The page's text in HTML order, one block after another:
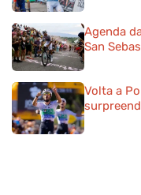
Agenda
San
Volta a